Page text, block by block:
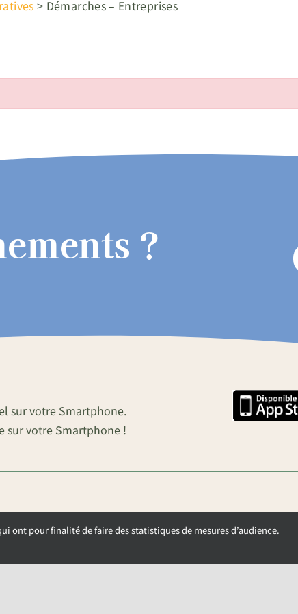
> Démarches – Entreprises
?
sur votre Smartphone.
sur votre Smartphone !
DE LA MAIRIE
ont pour finalité de faire des statistiques de mesures d’audience.